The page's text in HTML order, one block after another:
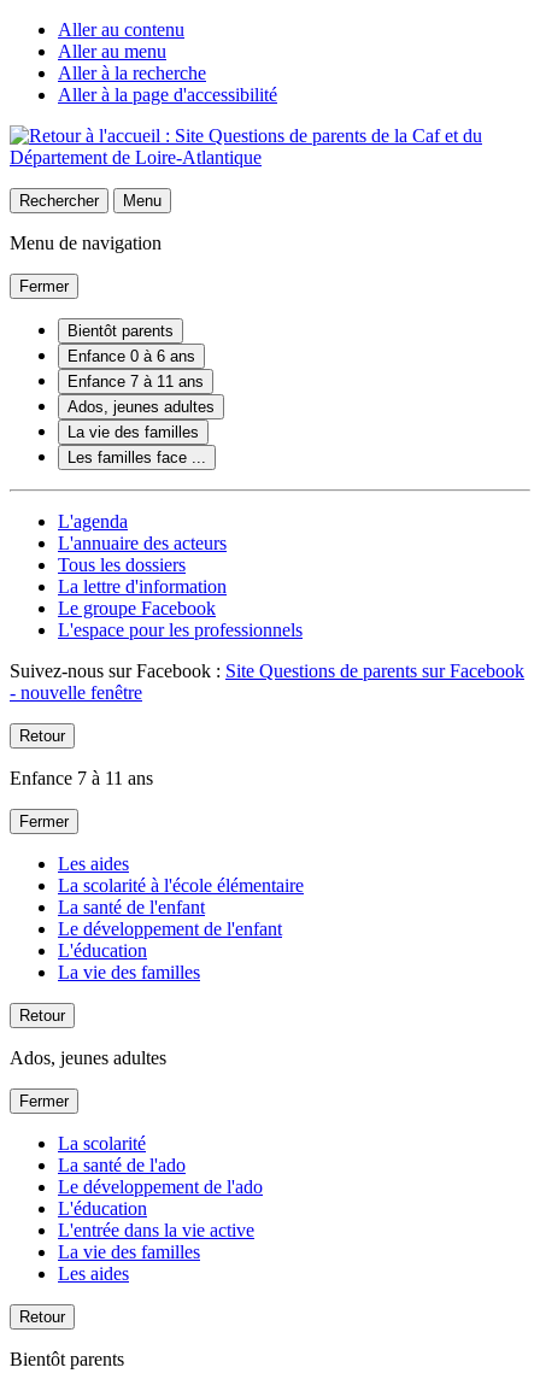
Aller au contenu
Aller au menu
Aller à la recherche
Aller à la page d'accessibilité
Rechercher Menu
Menu de navigation
Fermer
Bientôt parents
Enfance 0 à 6 ans
Enfance 7 à 11 ans
Ados, jeunes adultes
La vie des familles
Les familles face ...
L'agenda
L'annuaire des acteurs
Tous les dossiers
La lettre d'information
Le groupe Facebook
L'espace pour les professionnels
Suivez-nous sur Facebook : Site Questions de parents sur Facebook
- nouvelle fenêtre
Retour
Enfance 7 à 11 ans
Fermer
Les aides
La scolarité à l'école élémentaire
La santé de l'enfant
Le développement de l'enfant
L'éducation
La vie des familles
Retour
Ados, jeunes adultes
Fermer
La scolarité
La santé de l'ado
Le développement de l'ado
L'éducation
L'entrée dans la vie active
La vie des familles
Les aides
Retour
Bientôt parents